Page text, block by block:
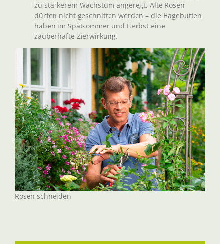
zu stärkerem Wachstum angeregt. Alte Rosen
dürfen nicht geschnitten werden – die Hagebutten
haben im Spätsommer und Herbst eine
zauberhafte Zierwirkung.
Rosen schneiden